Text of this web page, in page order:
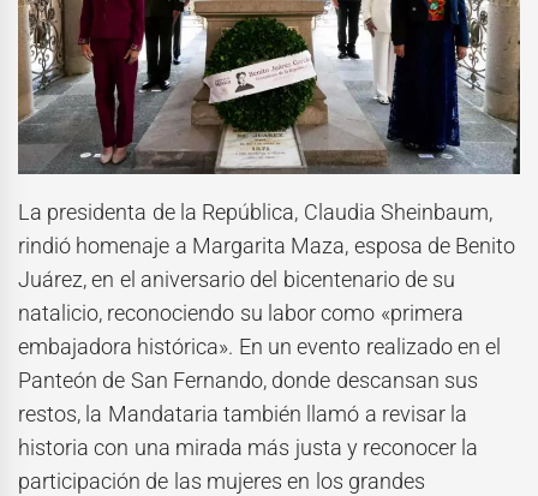
La presidenta de la República, Claudia Sheinbaum,
rindió homenaje a Margarita Maza, esposa de Benito
Juárez, en el aniversario del bicentenario de su
natalicio, reconociendo su labor como «primera
embajadora histórica». En un evento realizado en el
Panteón de San Fernando, donde descansan sus
restos, la Mandataria también llamó a revisar la
historia con una mirada más justa y reconocer la
participación de las mujeres en los grandes